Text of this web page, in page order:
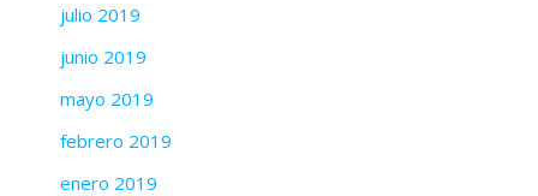
julio 2019
junio 2019
mayo 2019
febrero 2019
enero 2019